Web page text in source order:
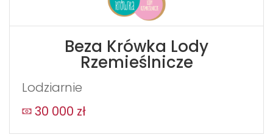
Beza Krówka Lody
Rzemieślnicze
Lodziarnie
30 000 zł